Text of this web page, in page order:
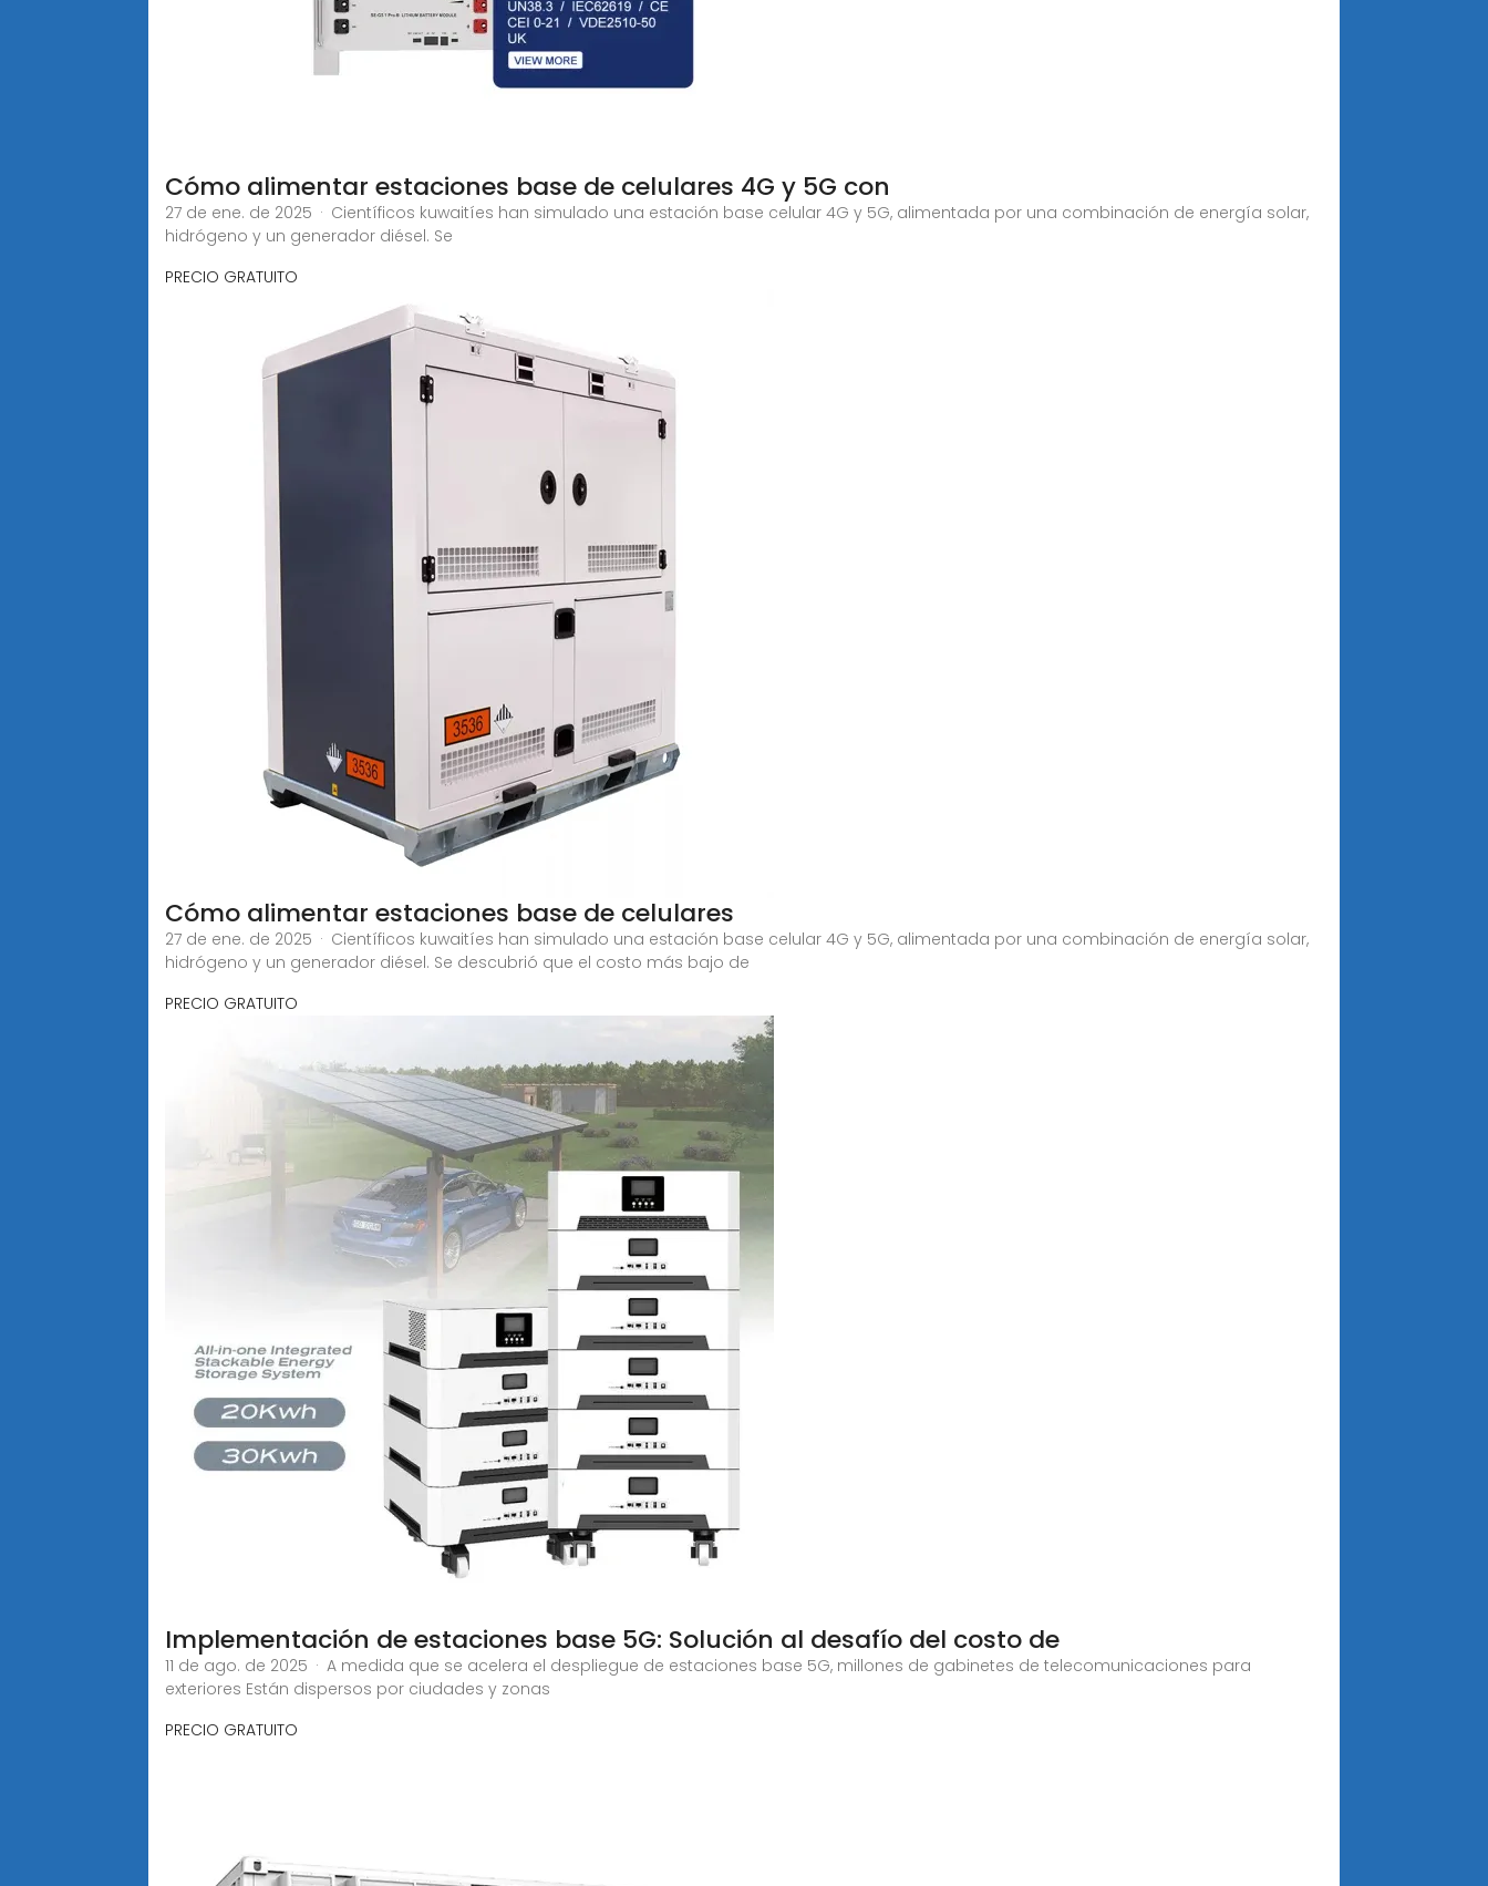
Cómo alimentar estaciones base de celulares 4G y 5G con
27 de ene. de 2025 · Científicos kuwaitíes han simulado una estación base celular 4G y 5G, alimentada por una combinación de energía solar,
hidrógeno y un generador diésel. Se
PRECIO GRATUITO
Cómo alimentar estaciones base de celulares
27 de ene. de 2025 · Científicos kuwaitíes han simulado una estación base celular 4G y 5G, alimentada por una combinación de energía solar,
hidrógeno y un generador diésel. Se descubrió que el costo más bajo de
PRECIO GRATUITO
Implementación de estaciones base 5G: Solución al desafío del costo de
11 de ago. de 2025 · A medida que se acelera el despliegue de estaciones base 5G, millones de gabinetes de telecomunicaciones para
exteriores Están dispersos por ciudades y zonas
PRECIO GRATUITO